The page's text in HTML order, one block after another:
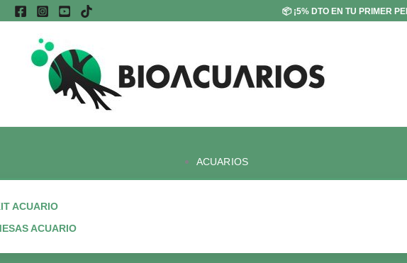
al
contenido
📦¡5% DTO EN TU PRIMER
ACUARIOS
ACUARIO
ACUARIO